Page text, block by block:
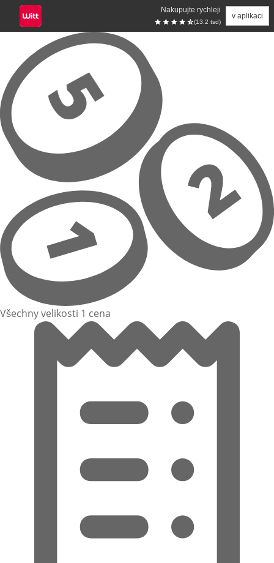
Nakupujte rychleji
(13.2 tsd)
v aplikaci
Přeskočit na hlavní obsah
Všechny velikosti 1 cena